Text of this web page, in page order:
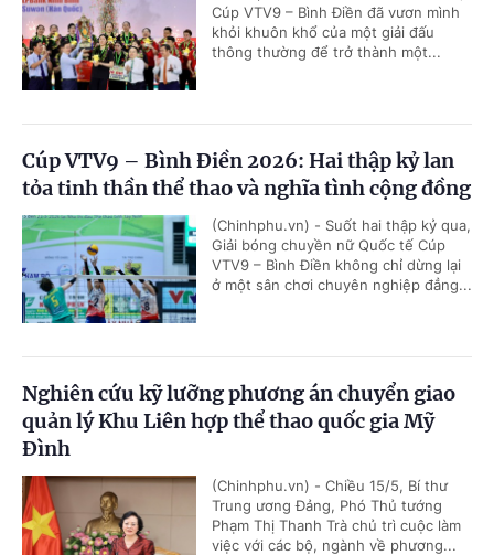
Cúp VTV9 – Bình Điền đã vươn mình
khỏi khuôn khổ của một giải đấu
thông thường để trở thành một...
Cúp VTV9 – Bình Điền 2026: Hai thập kỷ lan
tỏa tinh thần thể thao và nghĩa tình cộng đồng
(Chinhphu.vn) - Suốt hai thập kỷ qua,
Giải bóng chuyền nữ Quốc tế Cúp
VTV9 – Bình Điền không chỉ dừng lại
ở một sân chơi chuyên nghiệp đẳng...
Nghiên cứu kỹ lưỡng phương án chuyển giao
quản lý Khu Liên hợp thể thao quốc gia Mỹ
Đình
(Chinhphu.vn) - Chiều 15/5, Bí thư
Trung ương Đảng, Phó Thủ tướng
Phạm Thị Thanh Trà chủ trì cuộc làm
việc với các bộ, ngành về phương...